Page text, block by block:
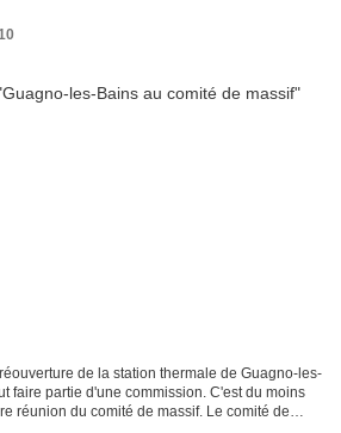
de la station thermale de Guagno-les-
faire partie d'une commission. C'est du moins
réunion du comité de massif. Le comité de